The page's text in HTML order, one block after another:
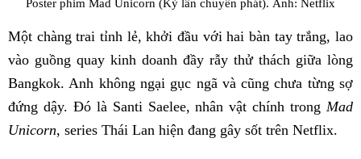
Một chàng trai tỉnh lẻ, khởi đầu với hai bàn tay trắng, lao
vào guồng quay kinh doanh đầy rẫy thử thách giữa lòng
Bangkok. Anh không ngại gục ngã và cũng chưa từng sợ
đứng dậy. Đó là Santi Saelee, nhân vật chính trong Mad
Unicorn, series Thái Lan hiện đang gây sốt trên Netflix.